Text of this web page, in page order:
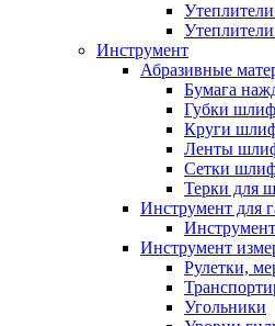
Инструмент
Абразивные
Бумага
Губки
Круги
Ленты
Сетки
Терки для
Инструмент для
Инструмент
Рулетки,
Угольники